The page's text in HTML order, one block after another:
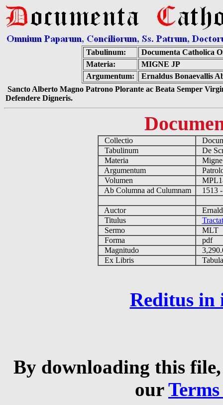
Tabulinum:
Documenta Catholica
Materia:
MIGNE JP
Argumentum:
Ernaldus Bonaevallis
Sancto Alberto Magno Patrono Plorante ac Beata Semper
Defendere Digneris.
Collectio
Tabulinum
De
Materia
Argumentum
Volumen
Ab Columna ad Culumnam
1513
Auctor
Titulus
Sermo
MLT
Forma
pdf
Magnitudo
Ex Libris
Reditus in
By downloading this
our